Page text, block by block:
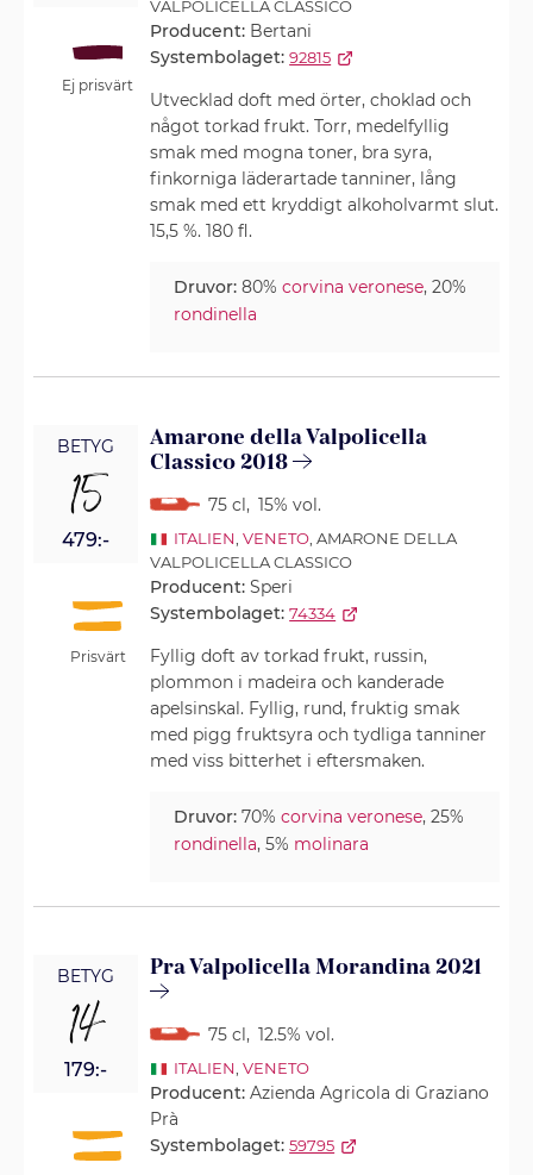
Ej prisvärt
VALPOLICELLA CLASSICO
Producent: Bertani
Systembolaget: 92815
Utvecklad doft med örter, choklad och
något torkad frukt. Torr, medelfyllig
smak med mogna toner, bra syra,
finkorniga läderartade tanniner, lång
smak med ett kryddigt alkoholvarmt slut.
15,5 %. 180 fl.
Druvor: 80%corvina veronese, 20%
rondinella
BETYG
15
479:-
Prisvärt
Amarone della Valpolicella
Classico 2018
75 cl, 15% vol.
ITALIEN VENETO, AMARONE DELLA
VALPOLICELLA CLASSICO
Producent:Speri
Systembolaget: 74334
Fyllig doft av torkad frukt, russin,
plommon i madeira och kanderade
apelsinskal. Fyllig, rund, fruktig smak
med pigg fruktsyra och tydliga tanniner
med viss bitterhet i eftersmaken.
Druvor: 70%corvina veronese, 25%
rondinella, 5% molinara
BETYG
14
179:-
Pra Valpolicella Morandina 2021
75 cl, 12.5% vol.
ITALIEN VENETO
Producent:Azienda Agricola di Graziano
Prà
Systembolaget: 59795